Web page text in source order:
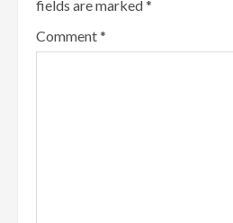
fields are marked*
Comment*